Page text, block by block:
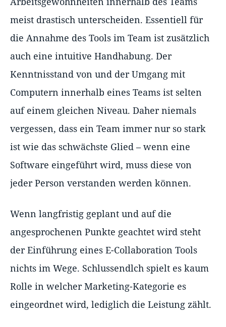
meist drastisch unterscheiden. Essentiell für
die Annahme des Tools im Team ist zusätzlich
auch eine intuitive Handhabung. Der
Kenntnisstand von und der Umgang mit
Computern innerhalb eines Teams ist selten
auf einem gleichen Niveau. Daher niemals
vergessen, dass ein Team immer nur so stark
ist wie das schwächste Glied – wenn eine
Software eingeführt wird, muss diese von
jeder Person verstanden werden können.
Wenn langfristig geplant und auf die
angesprochenen Punkte geachtet wird steht
der Einführung eines E-Collaboration Tools
nichts im Wege. Schlussendlch spielt es kaum
Rolle in welcher Marketing-Kategorie es
eingeordnet wird, lediglich die Leistung zählt.